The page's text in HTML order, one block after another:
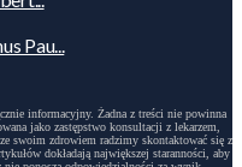
Pau...
informacyjny. Żadna z treści nie powinna
jako zastępstwo konsultacji z lekarzem,
swoim zdrowiem radzimy skontaktować się z
dokładają największej staranności, aby